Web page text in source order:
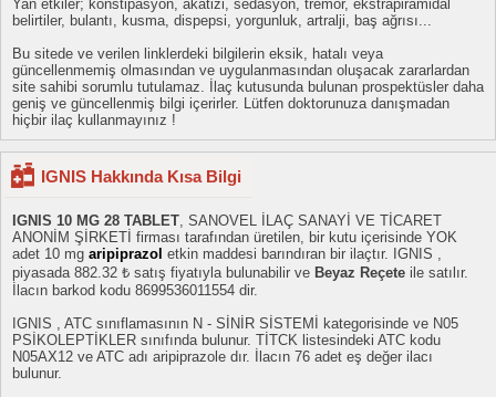
Yan etkiler; konstipasyon, akatizi, sedasyon, tremor, ekstrapiramidal
belirtiler, bulantı, kusma, dispepsi, yorgunluk, artralji, baş ağrısı...
Bu sitede ve verilen linklerdeki bilgilerin eksik, hatalı veya
güncellenmemiş olmasından ve uygulanmasından oluşacak zararlardan
site sahibi sorumlu tutulamaz. İlaç kutusunda bulunan prospektüsler daha
geniş ve güncellenmiş bilgi içerirler. Lütfen doktorunuza danışmadan
hiçbir ilaç kullanmayınız !
IGNIS Hakkında Kısa Bilgi
IGNIS 10 MG 28 TABLET, SANOVEL İLAÇ SANAYİ VE TİCARET
ANONİM ŞİRKETİ firması tarafından üretilen, bir kutu içerisinde YOK
adet 10 mg aripiprazol etkin maddesi barındıran bir ilaçtır. IGNIS ,
piyasada 882.32 ₺ satış fiyatıyla bulunabilir ve Beyaz Reçete ile satılır.
İlacın barkod kodu 8699536011554 dir.
IGNIS , ATC sınıflamasının N - SİNİR SİSTEMİ kategorisinde ve N05
PSİKOLEPTİKLER sınıfında bulunur. TİTCK listesindeki ATC kodu
N05AX12 ve ATC adı aripiprazole dır. İlacın 76 adet eş değer ilacı
bulunur.